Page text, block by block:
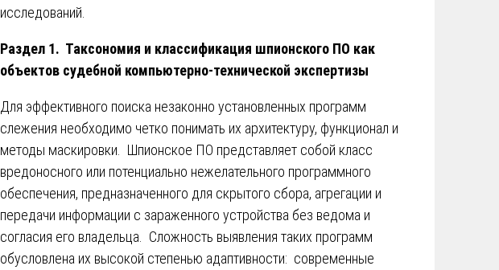
исследований.
Раздел 1. Таксономия и классификация шпионского ПО как
объектов судебной компьютерно-технической экспертизы
Для эффективного поиска незаконно установленных программ
слежения необходимо четко понимать их архитектуру, функционал и
методы маскировки. Шпионское ПО представляет собой класс
вредоносного или потенциально нежелательного программного
обеспечения, предназначенного для скрытого сбора, агрегации и
передачи информации с зараженного устройства без ведома и
согласия его владельца. Сложность выявления таких программ
обусловлена их высокой степенью адаптивности: современные